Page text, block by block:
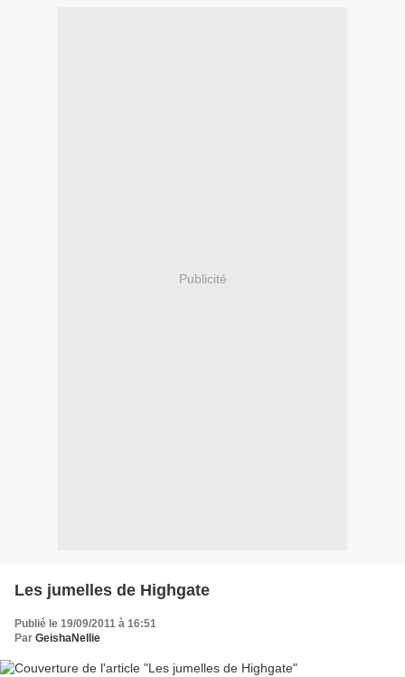
Publicité
Les jumelles de Highgate
Publié le 19/09/2011 à 16:51
Par GeishaNellie